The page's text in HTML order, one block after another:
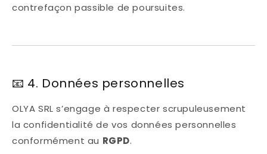
contrefaçon passible de poursuites.
📧 4. Données personnelles
OLYA SRL s’engage à respecter scrupuleusement
la confidentialité de vos données personnelles
conformément au RGPD.